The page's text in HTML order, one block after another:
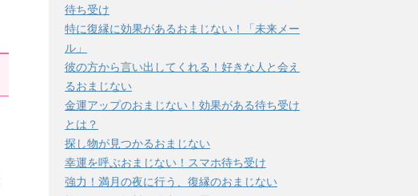
待ち受け
特に復縁に効果があるおまじない！「未来メー
ル」
彼の方から言い出してくれる！好きな人と会え
るおまじない
金運アップのおまじない！効果がある待ち受け
とは？
探し物が見つかるおまじない
幸運を呼ぶおまじない！スマホ待ち受け
強力！満月の夜に行う、復縁のおまじない